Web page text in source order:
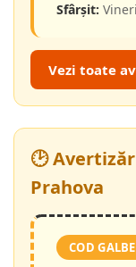
Sfârșit:
Vezi toate
🕑
Prahova
COD